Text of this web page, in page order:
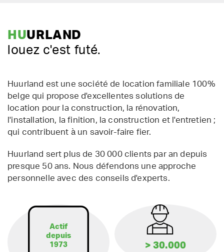
HUURLAND
louez c'est futé.
Huurland est une société de location familiale 100%
belge qui propose d'excellentes solutions de
location pour la construction, la rénovation,
l'installation, la finition, la construction et l'entretien ;
qui contribuent à un savoir-faire fier.
Huurland sert plus de 30 000 clients par an depuis
presque 50 ans. Nous défendons une approche
personnelle avec des conseils d'experts.
Actif
depuis
1973
> 30.000